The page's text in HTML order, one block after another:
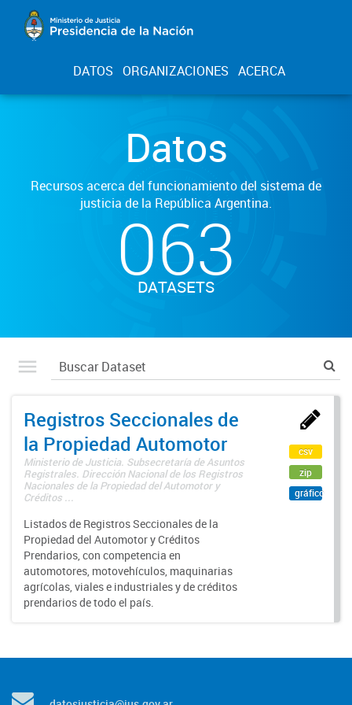
DATOS ORGANIZACIONES ACERCA
Datos
Recursos acerca del funcionamiento del sistema de
justicia de la República Argentina.
063
DATASETS
Registros Seccionales de
la Propiedad Automotor
Ministerio de Justicia. Subsecretaría de Asuntos
Registrales. Dirección Nacional de los Registros
Nacionales de la Propiedad del Automotor y
Créditos ...
Listados de Registros Seccionales de la
Propiedad del Automotor y Créditos
Prendarios, con competencia en
automotores, motovehículos, maquinarias
agrícolas, viales e industriales y de créditos
prendarios de todo el país.
csv
zip
gráfico